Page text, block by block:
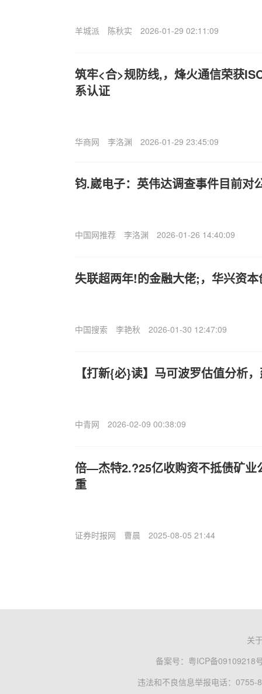
羊城派 陈秋实 2026-01-29 02:11:09
筑牢<合>规防线,，烽火通信荣获
系认证
华商网 李洛渊 2026-01-29 23:45:09
钧.崴电子：英伟达调查事件目前对
中国网推荐 李洛渊 2026-01-26 14:40:09
失联超两年!的金融大佬;，华兴资
中国搜索 李艳秋 2026-01-30 12:47:09
【打新{必}读】马可波罗估值分析
中青网 2026-02-09 00:38:09
倍—杰特2.?25亿收购资不抵债矿业
重
证券时报网 曹晨 2025-08-05 21:44
关
备案号： 粤ICP备09109218
违法和不良信息举报电话：0755-